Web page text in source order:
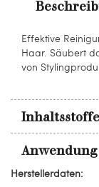
Effektive
Haar. Säubert
von
Inhaltsstoffe
Anwendung
Herstellerdaten: